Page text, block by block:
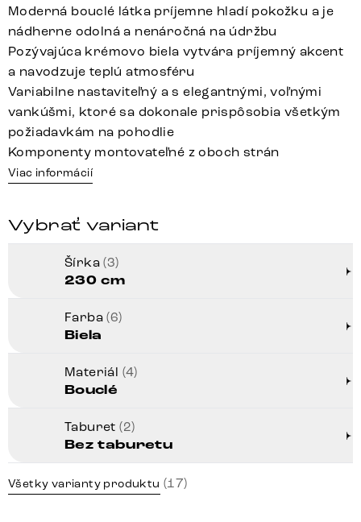
Moderná bouclé látka príjemne hladí pokožku a je
nádherne odolná a nenáročná na údržbu
Pozývajúca krémovo biela vytvára príjemný akcent
a navodzuje teplú atmosféru
Variabilne nastaviteľný a s elegantnými, voľnými
vankúšmi, ktoré sa dokonale prispôsobia všetkým
požiadavkám na pohodlie
Komponenty montovateľné z oboch strán
Viac informácií
Vybrať variant
Šírka(3)
230 cm
Farba(6)
Biela
Materiál (4)
Bouclé
Taburet(2)
Bez taburetu
Všetky varianty produktu (17)